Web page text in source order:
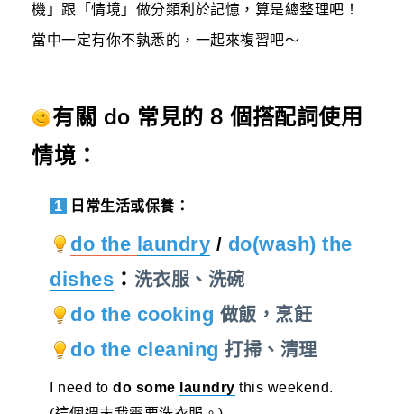
機」跟「情境」做分類利於記憶，算是總整理吧！
當中一定有你不孰悉的，一起來複習吧～
有關 do 常見的 8 個搭配詞使用
情境：
1 日常生活或保養：
do the laundry / do(wash) the
dishes ： 洗衣服、洗碗
do the cooking 做飯，烹飪
do the cleaning 打掃、清理
I need to do some laundry this weekend.